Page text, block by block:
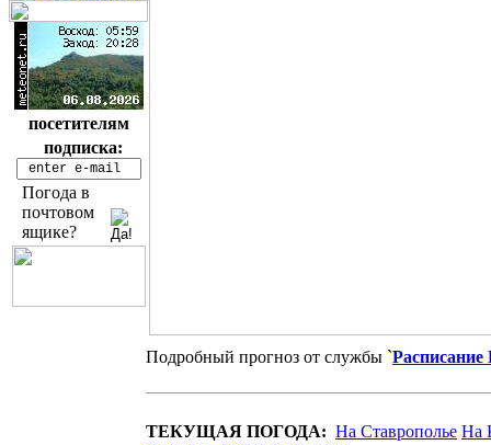
посетителям
подписка:
Погода в
почтовом
ящике?
Подробный прогноз от службы `
ТЕКУЩАЯ ПОГОДА: На Ставрополье На